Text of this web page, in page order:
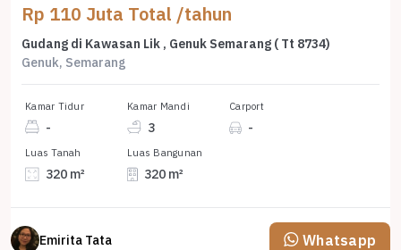
Rp 110 Juta Total /tahun
Gudang di Kawasan Lik , Genuk Semarang ( Tt 8734)
Genuk, Semarang
Kamar Tidur
-
Kamar Mandi
3
Carport
-
Luas Tanah
320 m²
Luas Bangunan
320 m²
Emirita Tata Whatsapp